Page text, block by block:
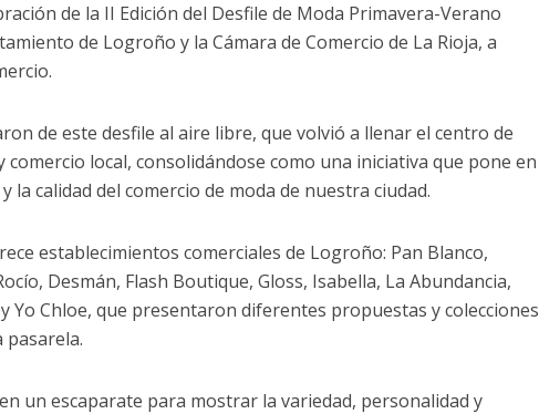
de la II Edición del Desfile de Moda Primavera-Verano
de Logroño y la Cámara de Comercio de La Rioja, a
de este desfile al aire libre, que volvió a llenar el centro de
local, consolidándose como una iniciativa que pone en
la calidad del comercio de moda de nuestra ciudad.
establecimientos comerciales de Logroño: Pan Blanco,
Desmán, Flash Boutique, Gloss, Isabella, La Abundancia,
Yo Chloe, que presentaron diferentes propuestas y colecciones
un escaparate para mostrar la variedad, personalidad y